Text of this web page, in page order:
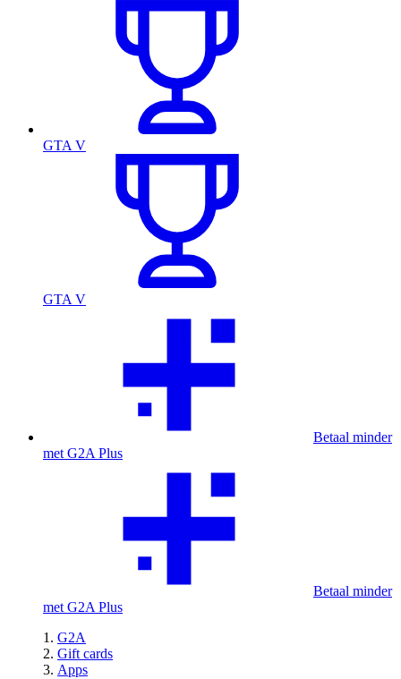
GTA V
GTA V
Betaal minder
met G2A Plus
Betaal minder
met G2A Plus
G2A
Gift cards
Apps